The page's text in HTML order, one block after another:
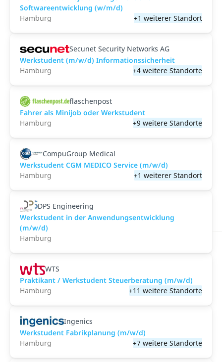
Softwareentwicklung (w/m/d)
Hamburg
+1 weiterer Standort
Secunet Security Networks AG
Werkstudent (m/w/d) Informationssicherheit
Hamburg
+4 weitere Standorte
flaschenpost
Fahrer als Minijob oder Werkstudent
Hamburg
+9 weitere Standorte
CompuGroup Medical
Werkstudent CGM MEDICO Service (m/w/d)
Hamburg
+1 weiterer Standort
DPS Engineering
Werkstudent in der Anwendungsentwicklung
(m/w/d)
Hamburg
WTS
Praktikant / Werkstudent Steuerberatung (m/w/d)
Hamburg
+11 weitere Standorte
Ingenics
Werkstudent Fabrikplanung (m/w/d)
Hamburg
+7 weitere Standorte